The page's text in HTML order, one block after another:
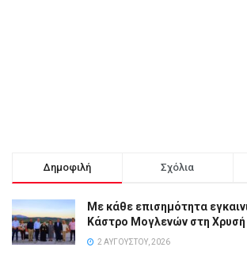
Δημοφιλή Σχόλια
Με κάθε επισημότητα
Κάστρο Μογλενών στη
2 ΑΥΓΟΎΣΤΟΥ, 2026